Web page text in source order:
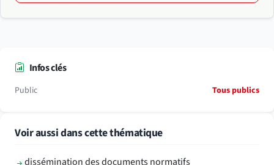
Infos clés
Public Tous publics
Voir aussi dans cette thématique
dissémination des documents normatifs